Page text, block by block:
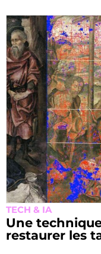
TECH & IA
Une
restaurer les